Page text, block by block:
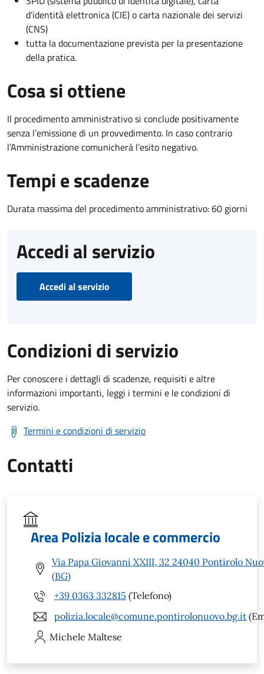
d’identità elettronica (CIE) o carta nazionale dei servizi
(CNS)
tutta la documentazione prevista per la presentazione
della pratica.
Cosa si ottiene
Il procedimento amministrativo si conclude positivamente
senza l’emissione di un provvedimento. In caso contrario
l’Amministrazione comunicherà l’esito negativo.
Tempi e scadenze
Durata massima del procedimento amministrativo: 60 giorni
Accedi al servizio
Accedi al servizio
Condizioni di servizio
Per conoscere i dettagli di scadenze, requisiti e altre
informazioni importanti, leggi i termini e le condizioni di
servizio.
Termini e condizioni di servizio
Contatti
Area Polizia locale e commercio
Via Papa Giovanni XXIII, 32 24040 Pontirolo
(BG)
+39 0363 332815 (Telefono)
polizia.locale@comune.pontirolonuovo.bg.it
Michele Maltese